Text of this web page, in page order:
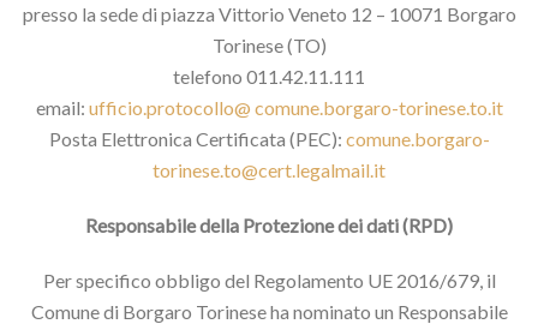
presso la sede di piazza Vittorio Veneto 12 – 10071 Borgaro
Torinese (TO)
telefono 011.42.11.111
email: ufficio.protocollo@ comune.borgaro-torinese.to.it
Posta Elettronica Certificata (PEC): comune.borgaro-
torinese.to@cert.legalmail.it
Responsabile della Protezione dei dati (RPD)
Per specifico obbligo del Regolamento UE 2016/679, il
Comune di Borgaro Torinese ha nominato un Responsabile